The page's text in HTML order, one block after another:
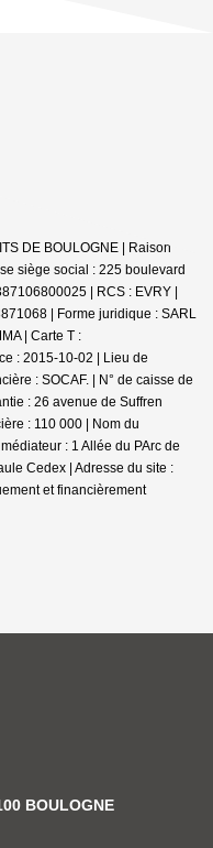
DE BOULOGNE | Raison
siège social : 225 boulevard
| RCS : EVRY |
| Forme juridique : SARL
| Carte T :
: 2015-10-02 | Lieu de
: SOCAF. | N° de caisse de
: 26 avenue de Suffren
: 110 000 | Nom du
: 1 Allée du PArc de
Cedex | Adresse du site :
et financièrement
BOULOGNE